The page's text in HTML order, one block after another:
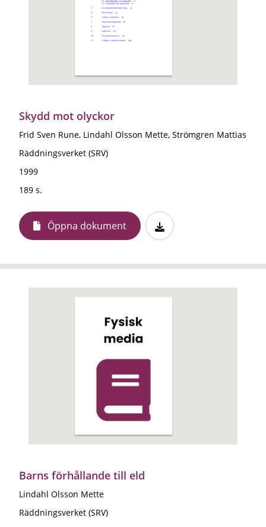
Skydd mot olyckor
Frid Sven Rune, Lindahl Olsson Mette, Strömgren Mattias
Räddningsverket (SRV)
1999
189 s.
Öppna dokument
Barns förhållande till eld
Lindahl Olsson Mette
Räddningsverket (SRV)